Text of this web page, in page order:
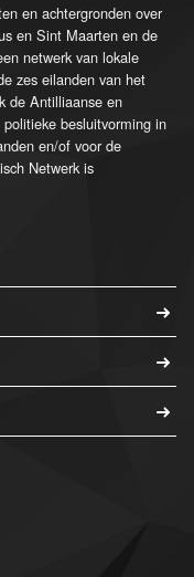
en achtergronden over
en Sint Maarten en de
netwerk van lokale
zes eilanden van het
de Antilliaanse en
besluitvorming in
en/of voor de
Netwerk is